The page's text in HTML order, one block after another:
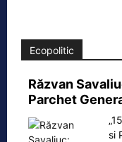
Ecopolitic
Răzvan
Parchet
si